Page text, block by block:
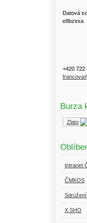
Datová
e8bzexa
+420 722
Burza
Zlato
Intranet
ČMKOS
X SHO